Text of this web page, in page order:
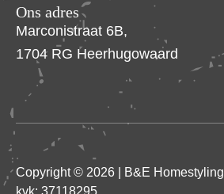
Ons adres
Marconistraat 6B,
1704 RG Heerhugowaard
Copyright © 2026 | B&E Homestyling
kvk: 37118295